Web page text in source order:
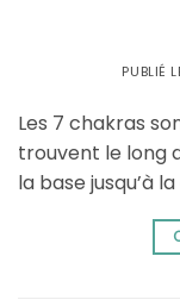
PUBLIÉ
Les 7 chakras
trouvent le long
la base jusqu’à